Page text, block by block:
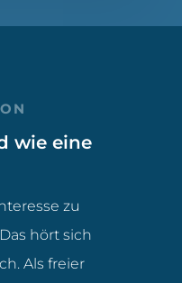
wie eine
zu
hört sich
Als freier